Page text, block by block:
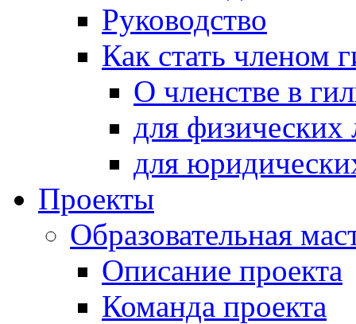
Руководство
Как стать членом
О членстве в
для физических
для
Проекты
Образовательная
Описание проекта
Команда проекта